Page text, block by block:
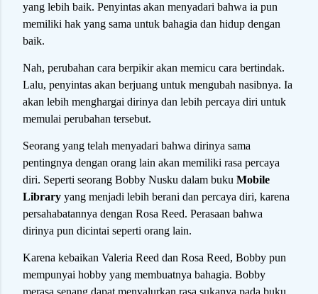
yang lebih baik. Penyintas akan menyadari bahwa ia pun
memiliki hak yang sama untuk bahagia dan hidup dengan
baik.
Nah, perubahan cara berpikir akan memicu cara bertindak.
Lalu, penyintas akan berjuang untuk mengubah nasibnya. Ia
akan lebih menghargai dirinya dan lebih percaya diri untuk
memulai perubahan tersebut.
Seorang yang telah menyadari bahwa dirinya sama
pentingnya dengan orang lain akan memiliki rasa percaya
diri. Seperti seorang Bobby Nusku dalam buku Mobile
Library yang menjadi lebih berani dan percaya diri, karena
persahabatannya dengan Rosa Reed. Perasaan bahwa
dirinya pun dicintai seperti orang lain.
Karena kebaikan Valeria Reed dan Rosa Reed, Bobby pun
mempunyai hobby yang membuatnya bahagia. Bobby
merasa senang dapat menyalurkan rasa sukanya pada buku